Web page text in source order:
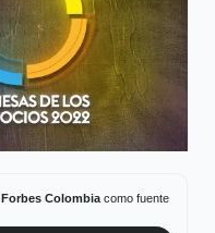
Forbes Colombiacomo fuente